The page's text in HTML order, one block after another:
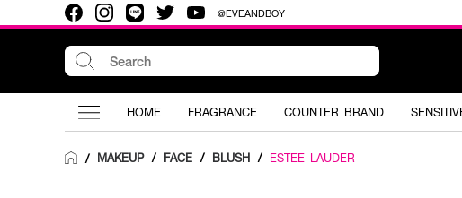
@EVEANDBOY
HOME FRAGRANCE COUNTER BRAND
/ MAKEUP / FACE / BLUSH / ESTEE LAUDER